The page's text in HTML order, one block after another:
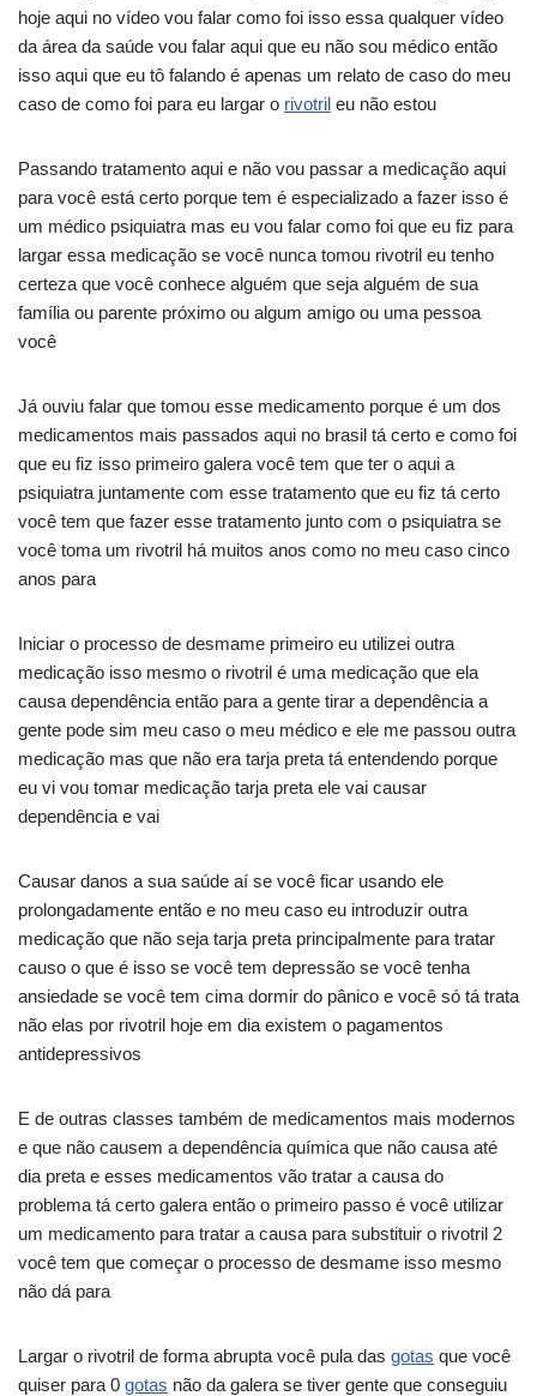
hoje aqui no vídeo vou falar como foi isso essa qualquer vídeo
da área da saúde vou falar aqui que eu não sou médico então
isso aqui que eu tô falando é apenas um relato de caso do meu
caso de como foi para eu largar o rivotril eu não estou
Passando tratamento aqui e não vou passar a medicação aqui
para você está certo porque tem é especializado a fazer isso é
um médico psiquiatra mas eu vou falar como foi que eu fiz para
largar essa medicação se você nunca tomou rivotril eu tenho
certeza que você conhece alguém que seja alguém de sua
família ou parente próximo ou algum amigo ou uma pessoa
você
Já ouviu falar que tomou esse medicamento porque é um dos
medicamentos mais passados aqui no brasil tá certo e como foi
que eu fiz isso primeiro galera você tem que ter o aqui a
psiquiatra juntamente com esse tratamento que eu fiz tá certo
você tem que fazer esse tratamento junto com o psiquiatra se
você toma um rivotril há muitos anos como no meu caso cinco
anos para
Iniciar o processo de desmame primeiro eu utilizei outra
medicação isso mesmo o rivotril é uma medicação que ela
causa dependência então para a gente tirar a dependência a
gente pode sim meu caso o meu médico e ele me passou outra
medicação mas que não era tarja preta tá entendendo porque
eu vi vou tomar medicação tarja preta ele vai causar
dependência e vai
Causar danos a sua saúde aí se você ficar usando ele
prolongadamente então e no meu caso eu introduzir outra
medicação que não seja tarja preta principalmente para tratar
causo o que é isso se você tem depressão se você tenha
ansiedade se você tem cima dormir do pânico e você só tá trata
não elas por rivotril hoje em dia existem o pagamentos
antidepressivos
E de outras classes também de medicamentos mais modernos
e que não causem a dependência química que não causa até
dia preta e esses medicamentos vão tratar a causa do
problema tá certo galera então o primeiro passo é você utilizar
um medicamento para tratar a causa para substituir o rivotril 2
você tem que começar o processo de desmame isso mesmo
não dá para
Largar o rivotril de forma abrupta você pula das gotas que você
quiser para 0 gotas não da galera se tiver gente que conseguiu